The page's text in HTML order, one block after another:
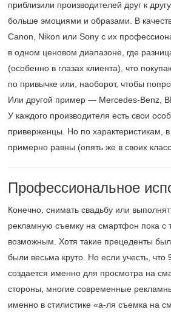
приблизили производителей друг к
больше эмоциями и образами. В
Canon, Nikon или Sony с их
в одном ценовом диапазоне, где
(особенно в глазах клиента), что
по привычке или, наоборот, чтобы
Или другой пример — Mercedes-Benz,
У каждого производителя есть свои
приверженцы. Но по характеристикам,
примерно равны (опять же в своих
Профессиональное
Конечно, снимать свадьбу или
рекламную съемку на смартфон пока с
возможным. Хотя такие прецеденты
были весьма круто. Но если учесть, что
создается именно для просмотра на
стороны, многие современные
именно в стилистике «а-ля съемка на